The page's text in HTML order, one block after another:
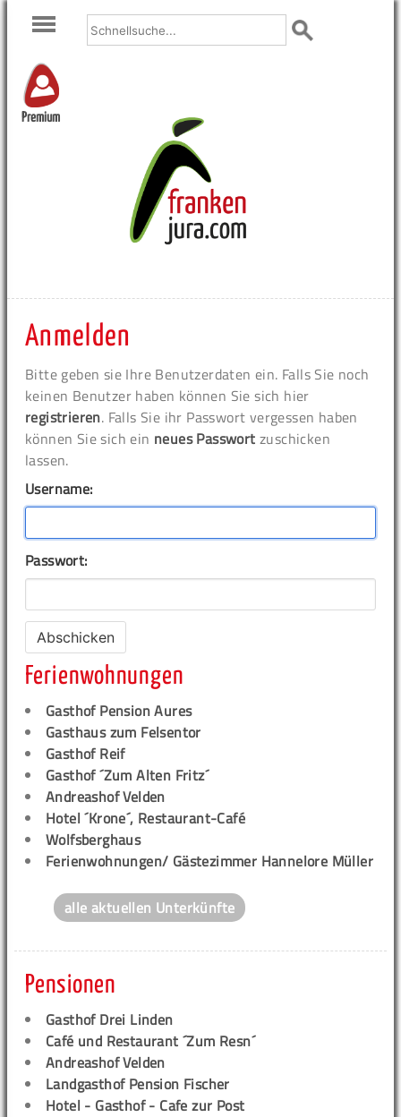
Premium
Anmelden
Bitte geben sie Ihre Benutzerdaten ein. Falls Sie noch
keinen Benutzer haben können Sie sich hier
registrieren. Falls Sie ihr Passwort vergessen haben
können Sie sich ein neues Passwort zuschicken
lassen.
Username:
Passwort:
Ferienwohnungen
Gasthof Pension Aures
Gasthaus zum Felsentor
Gasthof Reif
Gasthof ´Zum Alten Fritz´
Andreashof Velden
Hotel ´Krone´, Restaurant-Café
Wolfsberghaus
Ferienwohnungen/ Gästezimmer Hannelore Müller
alle aktuellen Unterkünfte
Pensionen
Gasthof Drei Linden
Café und Restaurant ´Zum Resn´
Andreashof Velden
Landgasthof Pension Fischer
Hotel - Gasthof - Cafe zur Post